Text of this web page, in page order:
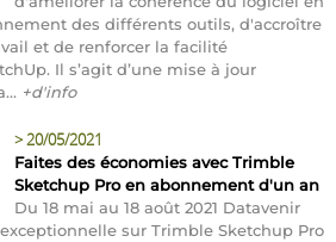
des différents outils, d'accroître
et de renforcer la facilité
Il s’agit d’une mise à jour
+d'info
>20/05/2021
Faites des économies avec Trimble
Sketchup Pro en abonnement d'un an
Du 18 mai au 18 août 2021 Datavenir
sur Trimble Sketchup Pro